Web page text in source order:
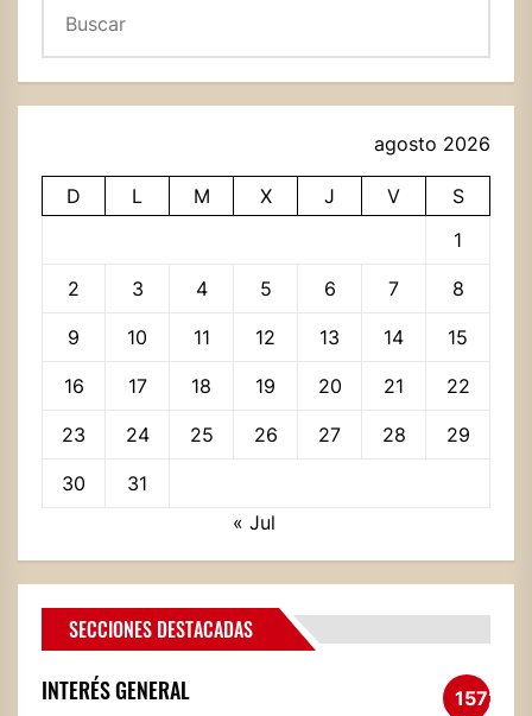
agosto 2026
D L M X J V
S
1
2 3 4 5 6 7 8
9 10 11 12 13 14 15
16 17 18 19 20 21 22
23 24 25 26 27 28 29
30
31
« Jul
SECCIONES DESTACADAS
INTERÉS GENERAL 1572